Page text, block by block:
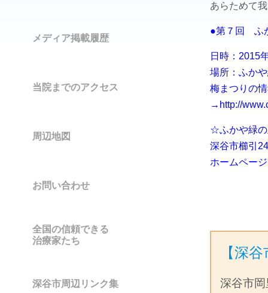
あらためて
●第７回 ふ
日時：2015
場所：ふか
梅まつりの
→ http://
☆ふかや緑
深谷市櫛引
ホームペー
【深
深谷市
メディア掲載履歴
当院までのアクセス
周辺地図
お問い合わせ
全国の信頼できる
治療家たち
深谷市周辺リンク集